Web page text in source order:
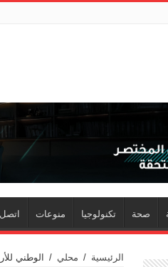
صحة تكنولوجيا منوعات اتصل
الرئيسية / محلي / الوطني